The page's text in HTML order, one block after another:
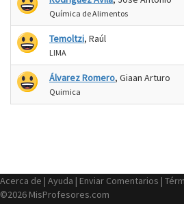
Química de Alimentos
Temoltzi, Raúl
LIMA
Álvarez Romero, Giaan Arturo
Quimica
Acerca de | Ayuda | Enviar Comentarios |
©2026 MisProfesores.com